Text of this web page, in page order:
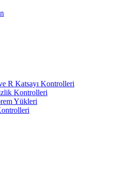
R Katsayı Kontrolleri
Kontrolleri
Yükleri